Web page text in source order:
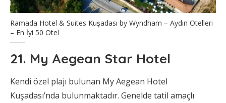
Ramada Hotel & Suites Kuşadası by Wyndham – Aydın Otelleri
– En İyi 50 Otel
21. My Aegean Star Hotel
Kendi özel plajı bulunan My Aegean Hotel
Kuşadası’nda bulunmaktadır. Genelde tatil amaçlı